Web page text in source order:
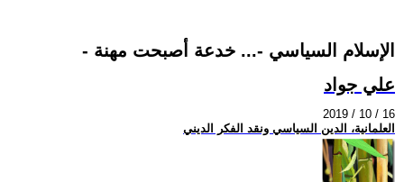
- الإسلام السياسي -... خدعة أصبحت مهنة
علي جواد
2019 / 10 / 16
العلمانية، الدين السياسي ونقد الفكر الديني